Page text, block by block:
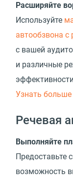
Расширяйте
Используйте
автообзвона с
с вашей
и различные
Узнать больше
Речевая
Выполняйте
Предоставьте
возможность